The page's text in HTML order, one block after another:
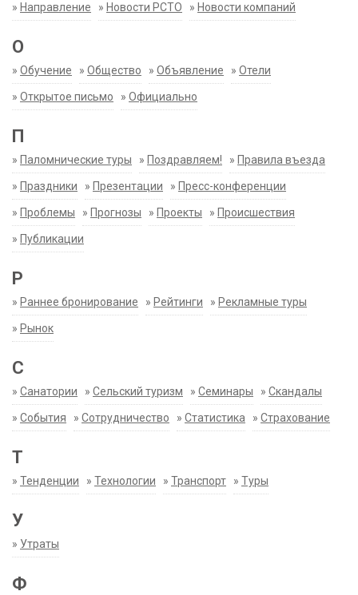
» Направление » Новости РСТО » Новости компаний
О
» Обучение » Общество » Объявление » Отели
» Открытое письмо » Официально
П
» Паломнические туры » Поздравляем! » Правила въезда
» Праздники » Презентации » Пресс-конференции
» Проблемы » Прогнозы » Проекты » Происшествия
» Публикации
Р
» Раннее бронирование » Рейтинги » Рекламные туры
» Рынок
С
» Санатории » Сельский туризм » Семинары » Скандалы
» События » Сотрудничество » Статистика » Страхование
Т
» Тенденции » Технологии » Транспорт » Туры
У
» Утраты
Ф